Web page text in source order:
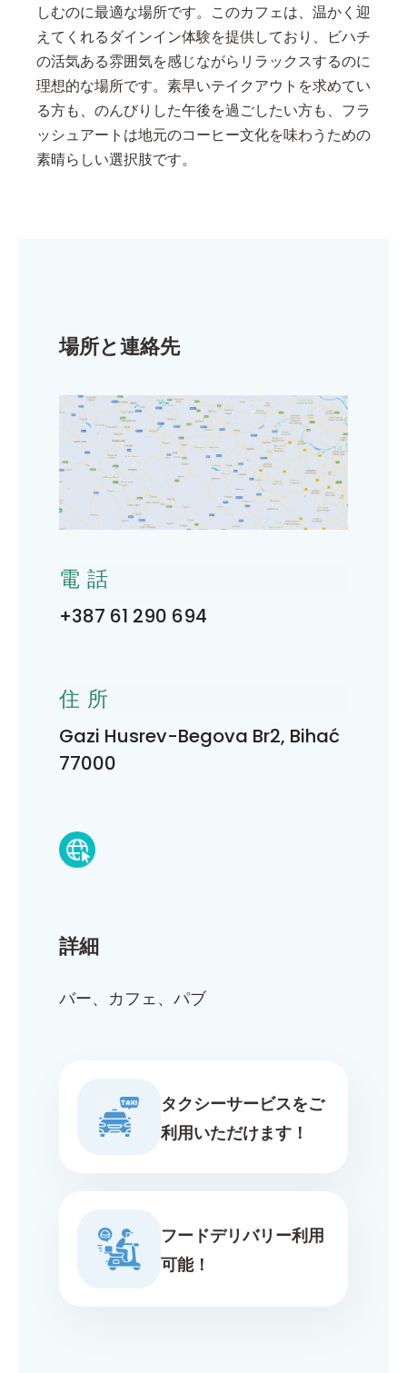
しむのに最適な場所です。このカフェは、温かく迎
えてくれるダインイン体験を提供しており、ビハチ
の活気ある雰囲気を感じながらリラックスするのに
理想的な場所です。素早いテイクアウトを求めてい
る方も、のんびりした午後を過ごしたい方も、フラ
ッシュアートは地元のコーヒー文化を味わうための
素晴らしい選択肢です。
詳細
バー、カフェ、パブ
タクシーサービスをご
利用いただけます！
フードデリバリー利用
可能！
場所と連絡先
電話
+387 61 290 694
住所
Gazi Husrev-Begova Br2, Bihać
77000